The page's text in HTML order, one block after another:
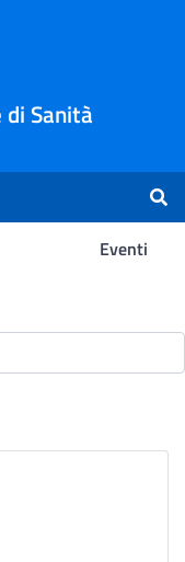
Sanità
Eventi
-